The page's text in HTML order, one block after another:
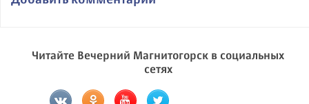
Читайте Вечерний Магнитогорск в социальных
сетях